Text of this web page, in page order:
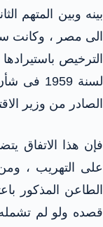
بينه وبين المتهم
الى مصر ، وكانت
الصادر من وزير
فإن هذا الاتفاق
على التهريب ،
الطاعن المذكور
قصده ولو لم